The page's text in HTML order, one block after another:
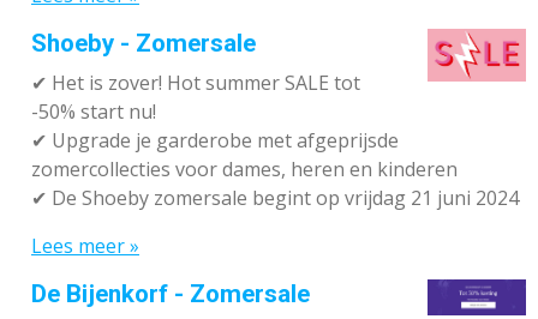
Shoeby - Zomersale
✔ Het is zover! Hot summer SALE tot
-50% start nu!
✔ Upgrade je garderobe met afgeprijsde
zomercollecties voor dames, heren en kinderen
✔ De Shoeby zomersale begint op vrijdag 21 juni 2024
Lees meer »
De Bijenkorf - Zomersale